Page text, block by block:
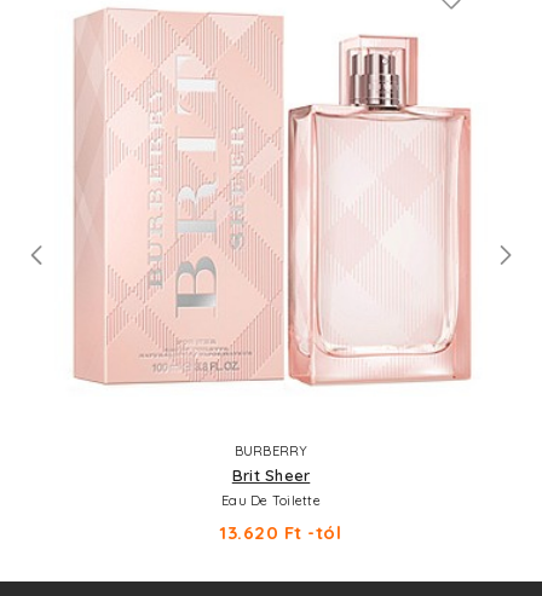
BURBERRY
Brit Sheer
Eau De Toilette
13.620 Ft -tól